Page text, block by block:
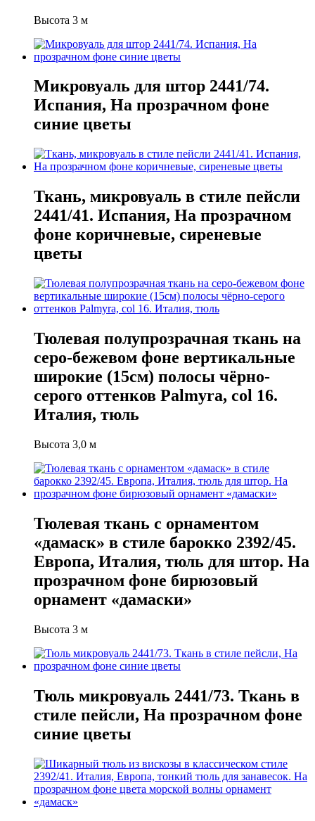
Высота 3 м
Микровуаль для штор 2441/74.
Испания, На прозрачном фоне
синие цветы
Ткань, микровуаль в стиле пейсли
2441/41. Испания, На прозрачном
фоне коричневые, сиреневые
цветы
Тюлевая полупрозрачная ткань на
серо-бежевом фоне вертикальные
широкие (15см) полосы чёрно-
серого оттенков Palmyra, col 16.
Италия, тюль
Высота 3,0 м
Тюлевая ткань с орнаментом
«дамаск» в стиле барокко 2392/45.
Европа, Италия, тюль для штор. На
прозрачном фоне бирюзовый
орнамент «дамаски»
Высота 3 м
Тюль микровуаль 2441/73. Ткань в
стиле пейсли, На прозрачном фоне
синие цветы